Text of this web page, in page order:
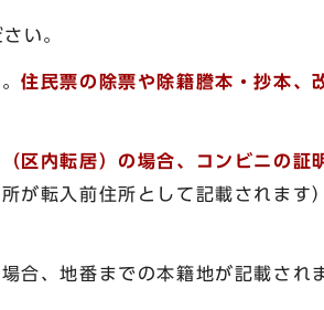
い。
住民票の除票や除籍謄本・抄本、
区内転居）の場合、コンビニの証
が転入前住所として記載されます
合、地番までの本籍地が記載され